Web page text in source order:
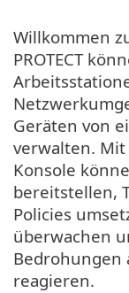
Willkommen zu
PROTECT
Geräten von
verwalten. Mit
Konsole
bereitstellen,
Policies
überwachen
Bedrohungen
reagieren.